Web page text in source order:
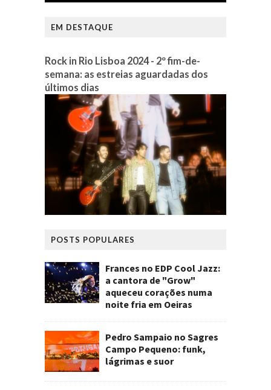
EM DESTAQUE
Rock in Rio Lisboa 2024 - 2º fim-de-
semana: as estreias aguardadas dos
últimos dias
POSTS POPULARES
Frances no EDP Cool Jazz:
a cantora de "Grow"
aqueceu corações numa
noite fria em Oeiras
Pedro Sampaio no Sagres
Campo Pequeno: funk,
lágrimas e suor